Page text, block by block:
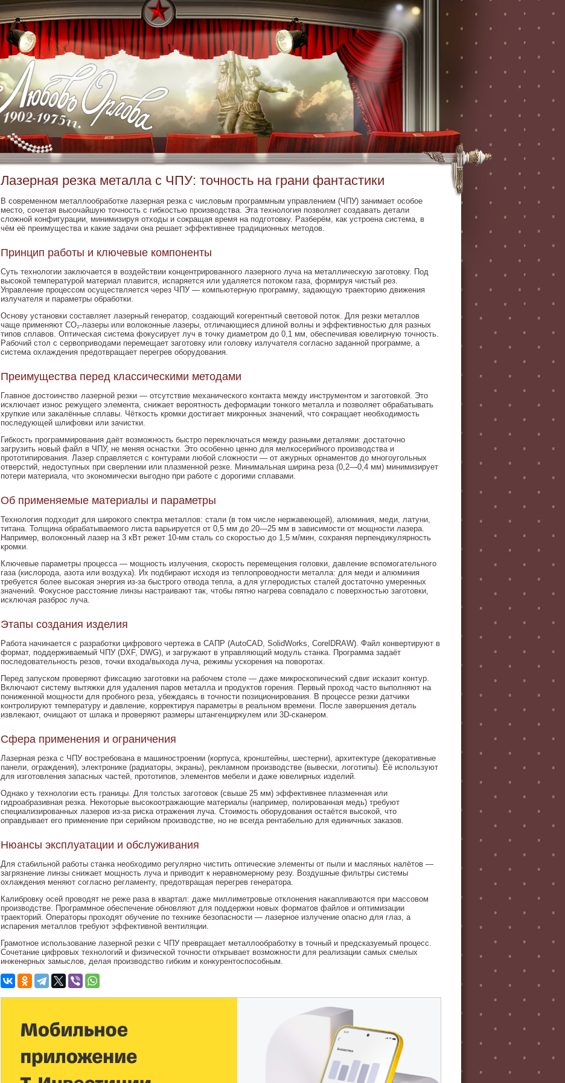
Лазерная резка металла с ЧПУ: точность на грани фантастики
В современном металлообработке лазерная резка с числовым программным управлением (ЧПУ) занимает особое
место, сочетая высочайшую точность с гибкостью производства. Эта технология позволяет создавать детали
сложной конфигурации, минимизируя отходы и сокращая время на подготовку. Разберём, как устроена система, в
чём её преимущества и какие задачи она решает эффективнее традиционных методов.
Принцип работы и ключевые компоненты
Суть технологии заключается в воздействии концентрированного лазерного луча на металлическую заготовку. Под
высокой температурой материал плавится, испаряется или удаляется потоком газа, формируя чистый рез.
Управление процессом осуществляется через ЧПУ — компьютерную программу, задающую траекторию движения
излучателя и параметры обработки.
Основу установки составляет лазерный генератор, создающий когерентный световой поток. Для резки металлов
чаще применяют CO₂-лазеры или волоконные лазеры, отличающиеся длиной волны и эффективностью для разных
типов сплавов. Оптическая система фокусирует луч в точку диаметром до 0,1 мм, обеспечивая ювелирную точность.
Рабочий стол с сервоприводами перемещает заготовку или головку излучателя согласно заданной программе, а
система охлаждения предотвращает перегрев оборудования.
Преимущества перед классическими методами
Главное достоинство лазерной резки — отсутствие механического контакта между инструментом и заготовкой. Это
исключает износ режущего элемента, снижает вероятность деформации тонкого металла и позволяет обрабатывать
хрупкие или закалённые сплавы. Чёткость кромки достигает микронных значений, что сокращает необходимость
последующей шлифовки или зачистки.
Гибкость программирования даёт возможность быстро переключаться между разными деталями: достаточно
загрузить новый файл в ЧПУ, не меняя оснастки. Это особенно ценно для мелкосерийного производства и
прототипирования. Лазер справляется с контурами любой сложности — от ажурных орнаментов до многоугольных
отверстий, недоступных при сверлении или плазменной резке. Минимальная ширина реза (0,2—0,4 мм) минимизирует
потери материала, что экономически выгодно при работе с дорогими сплавами.
Об применяемые материалы и параметры
Технология подходит для широкого спектра металлов: стали (в том числе нержавеющей), алюминия, меди, латуни,
титана. Толщина обрабатываемого листа варьируется от 0,5 мм до 20—25 мм в зависимости от мощности лазера.
Например, волоконный лазер на 3 кВт режет 10-мм сталь со скоростью до 1,5 м/мин, сохраняя перпендикулярность
кромки.
Ключевые параметры процесса — мощность излучения, скорость перемещения головки, давление вспомогательного
газа (кислорода, азота или воздуха). Их подбирают исходя из теплопроводности металла: для меди и алюминия
требуется более высокая энергия из-за быстрого отвода тепла, а для углеродистых сталей достаточно умеренных
значений. Фокусное расстояние линзы настраивают так, чтобы пятно нагрева совпадало с поверхностью заготовки,
исключая разброс луча.
Этапы создания изделия
Работа начинается с разработки цифрового чертежа в САПР (AutoCAD, SolidWorks, CorelDRAW). Файл конвертируют в
формат, поддерживаемый ЧПУ (DXF, DWG), и загружают в управляющий модуль станка. Программа задаёт
последовательность резов, точки входа/выхода луча, режимы ускорения на поворотах.
Перед запуском проверяют фиксацию заготовки на рабочем столе — даже микроскопический сдвиг исказит контур.
Включают систему вытяжки для удаления паров металла и продуктов горения. Первый проход часто выполняют на
пониженной мощности для пробного реза, убеждаясь в точности позиционирования. В процессе резки датчики
контролируют температуру и давление, корректируя параметры в реальном времени. После завершения деталь
извлекают, очищают от шлака и проверяют размеры штангенциркулем или 3D-сканером.
Сфера применения и ограничения
Лазерная резка с ЧПУ востребована в машиностроении (корпуса, кронштейны, шестерни), архитектуре (декоративные
панели, ограждения), электронике (радиаторы, экраны), рекламном производстве (вывески, логотипы). Её используют
для изготовления запасных частей, прототипов, элементов мебели и даже ювелирных изделий.
Однако у технологии есть границы. Для толстых заготовок (свыше 25 мм) эффективнее плазменная или
гидроабразивная резка. Некоторые высокоотражающие материалы (например, полированная медь) требуют
специализированных лазеров из-за риска отражения луча. Стоимость оборудования остаётся высокой, что
оправдывает его применение при серийном производстве, но не всегда рентабельно для единичных заказов.
Нюансы эксплуатации и обслуживания
Для стабильной работы станка необходимо регулярно чистить оптические элементы от пыли и масляных налётов —
загрязнение линзы снижает мощность луча и приводит к неравномерному резу. Воздушные фильтры системы
охлаждения меняют согласно регламенту, предотвращая перегрев генератора.
Калибровку осей проводят не реже раза в квартал: даже миллиметровые отклонения накапливаются при массовом
производстве. Программное обеспечение обновляют для поддержки новых форматов файлов и оптимизации
траекторий. Операторы проходят обучение по технике безопасности — лазерное излучение опасно для глаз, а
испарения металлов требуют эффективной вентиляции.
Грамотное использование лазерной резки с ЧПУ превращает металлообработку в точный и предсказуемый процесс.
Сочетание цифровых технологий и физической точности открывает возможности для реализации самых смелых
инженерных замыслов, делая производство гибким и конкурентоспособным.